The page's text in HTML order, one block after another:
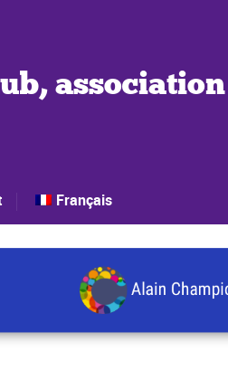
association
Français